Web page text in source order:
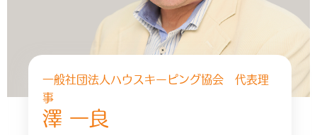
一般社団法人ハウスキーピング協会 代表理
事
澤 一良